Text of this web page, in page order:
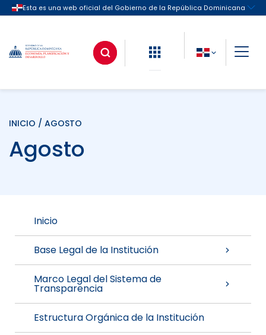
INICIO / AGOSTO
Agosto
Inicio
Base Legal de la Institución
Marco Legal del Sistema de
Transparencia
Estructura Orgánica de la Institución